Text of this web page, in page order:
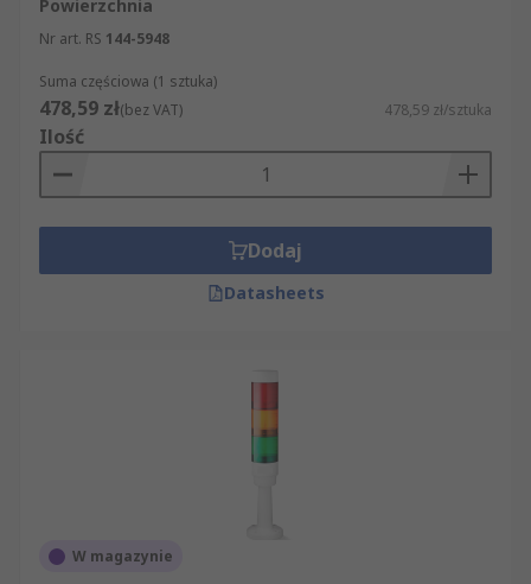
Powierzchnia
Nr art. RS 144-5948
Suma częściowa (1 sztuka)
478,59 zł(bez VAT) 478,59 zł/sztuka
Ilość
Dodaj
Datasheets
W magazynie